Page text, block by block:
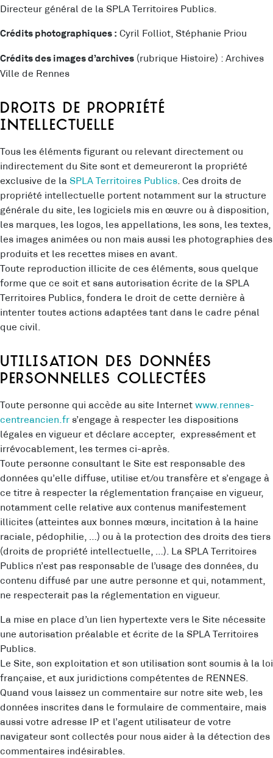
Directeur général de la SPLA Territoires Publics.
Crédits photographiques : Cyril Folliot, Stéphanie Priou
Crédits des images d’archives (rubrique Histoire) : Archives
Ville de Rennes
Droits de propriété
intellectuelle
Tous les éléments figurant ou relevant directement ou
indirectement du Site sont et demeureront la propriété
exclusive de la SPLA Territoires Publics . Ces droits de
propriété intellectuelle portent notamment sur la structure
générale du site, les logiciels mis en œuvre ou à disposition,
les marques, les logos, les appellations, les sons, les textes,
les images animées ou non mais aussi les photographies des
produits et les recettes mises en avant.
Toute reproduction illicite de ces éléments, sous quelque
forme que ce soit et sans autorisation écrite de la SPLA
Territoires Publics, fondera le droit de cette dernière à
intenter toutes actions adaptées tant dans le cadre pénal
que civil.
Utilisation des données
personnelles collectées
Toute personne qui accède au site Internet www.rennes-
centreancien.fr s’engage à respecter les dispositions
légales en vigueur et déclare accepter, expressément et
irrévocablement, les termes ci-après.
Toute personne consultant le Site est responsable des
données qu’elle diffuse, utilise et/ou transfère et s’engage à
ce titre à respecter la réglementation française en vigueur,
notamment celle relative aux contenus manifestement
illicites (atteintes aux bonnes mœurs, incitation à la haine
raciale, pédophilie, …) ou à la protection des droits des tiers
(droits de propriété intellectuelle, …). La SPLA Territoires
Publics n’est pas responsable de l’usage des données, du
contenu diffusé par une autre personne et qui, notamment,
ne respecterait pas la réglementation en vigueur.
La mise en place d’un lien hypertexte vers le Site nécessite
une autorisation préalable et écrite de la SPLA Territoires
Publics.
Le Site, son exploitation et son utilisation sont soumis à la loi
française, et aux juridictions compétentes de RENNES.
Quand vous laissez un commentaire sur notre site web, les
données inscrites dans le formulaire de commentaire, mais
aussi votre adresse IP et l’agent utilisateur de votre
navigateur sont collectés pour nous aider à la détection des
commentaires indésirables.